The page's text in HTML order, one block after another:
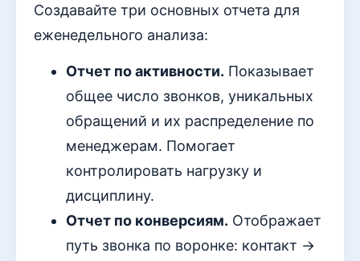
Создавайте три основных отчета для
еженедельного анализа:
Отчет по активности. Показывает
общее число звонков, уникальных
обращений и их распределение по
менеджерам. Помогает
контролировать нагрузку и
дисциплину.
Отчет по конверсиям. Отображает
путь звонка по воронке: контакт →